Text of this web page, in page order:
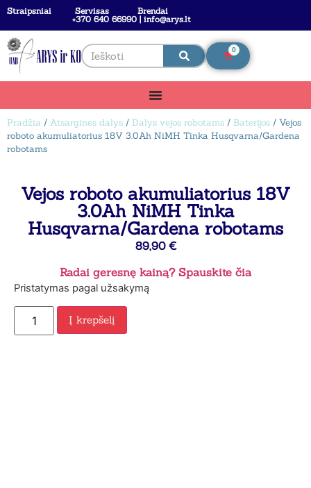
Straipsniai Servisas
Brendai
+370 640 66990 | info@arys.lt
0
Pradžia / Atsarginės dalys / Dalys vejos robotams / Baterijos / Vejos
roboto akumuliatorius 18V 3.0Ah NiMH Tinka Husqvarna/Gardena
robotams
Vejos roboto akumuliatorius 18V
3.0Ah NiMH Tinka
Husqvarna/Gardena robotams
89,90 €
Radai geresnę kainą? Spauskite čia
Pristatymas pagal užsakymą
Į krepšelį